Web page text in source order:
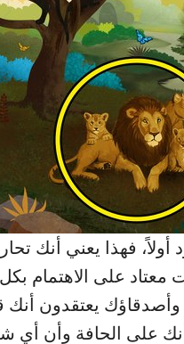
أولاً، فهذا يعني أنك
على الاهتمام
وأصدقاؤك يعتقدون
على الحافة وأن أي